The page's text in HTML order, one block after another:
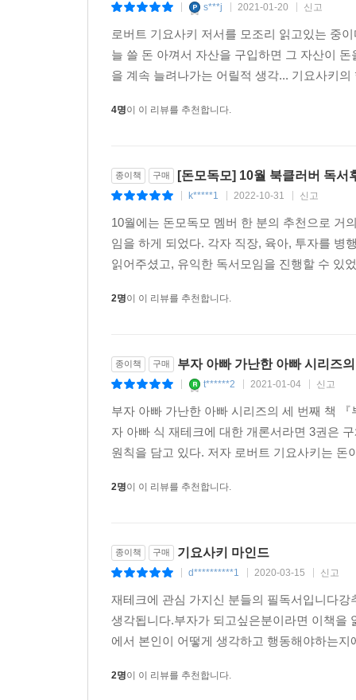
왜 아무런 계획도 세우지 않는가?
* 오늘은 자산인 것이 내일은 부채가 될 수 있다.
* 부자들은 가난한 사람들과 중산층은 보지 못하는
* 부자가 될 수 있는 기회를 놓치지 마라.
s***j 2021-01-20 신고
로버트 기요사키 저서를 모조리 읽고있는 중
늘 쓸 돈 아껴서 자산을 구입하면 그 자산이
을 계속 늘려나가는 어릴적 생각... 기요사키
4명이 이 리뷰를 추천합니다.
종이책 구매 [돈모독모] 10월 북클러버 독서
k*****1 2022-10-31 신고
10월에는 돈모독모 멤버 한 분의 추천으로 거
임을 하게 되었다. 각자 직장, 육아, 투자를 병
읽어주셨고, 유익한 독서모임을 진행할 수 있
2명이 이 리뷰를 추천합니다.
종이책 구매 부자 아빠 가난한 아빠 시리즈
t******2 2021-01-04 신고
부자 아빠 가난한 아빠 시리즈의 세 번째 책
자 아빠 식 재테크에 대한 개론서라면 3권은
원칙을 담고 있다. 저자 로버트 기요사키는
2명이 이 리뷰를 추천합니다.
종이책 구매 기요사키 마인드
d**********1 2020-03-15 신고
재테크에 관심 가지신 분들의 필독서입니다
생각됩니다.부자가 되고싶은분이라면 이책을
에서 본인이 어떻게 생각하고 행동해야하는
2명이 이 리뷰를 추천합니다.